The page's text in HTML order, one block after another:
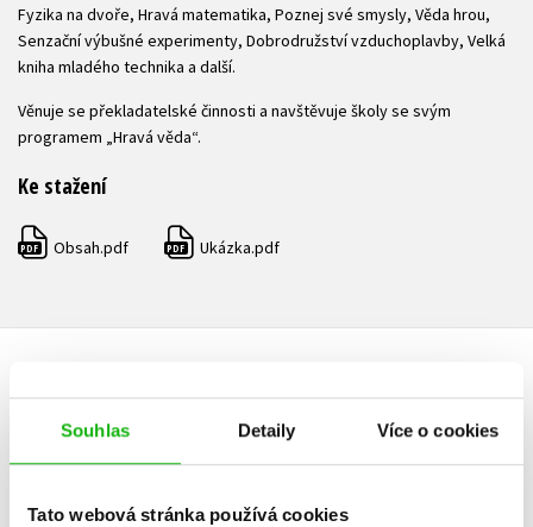
Souhlas Detaily Více o cookies
Tato webová stránka používá cookies
Fyzika na dvoře, Hravá matematika, Poznej své smysly, Věda hrou,
Senzační výbušné experimenty, Dobrodružství vzduchoplavby, Velká
kniha mladého technika a další.
Věnuje se překladatelské činnosti a navštěvuje školy se svým
programem „Hravá věda“.
Ke stažení
PDF Obsah.pdf PDF Ukázka.pdf
HODNOCENÍ ČTENÁŘŮ
V současné době nejsou vytvořena žádná uživatelská hodnocení.
Vaše hodnocení